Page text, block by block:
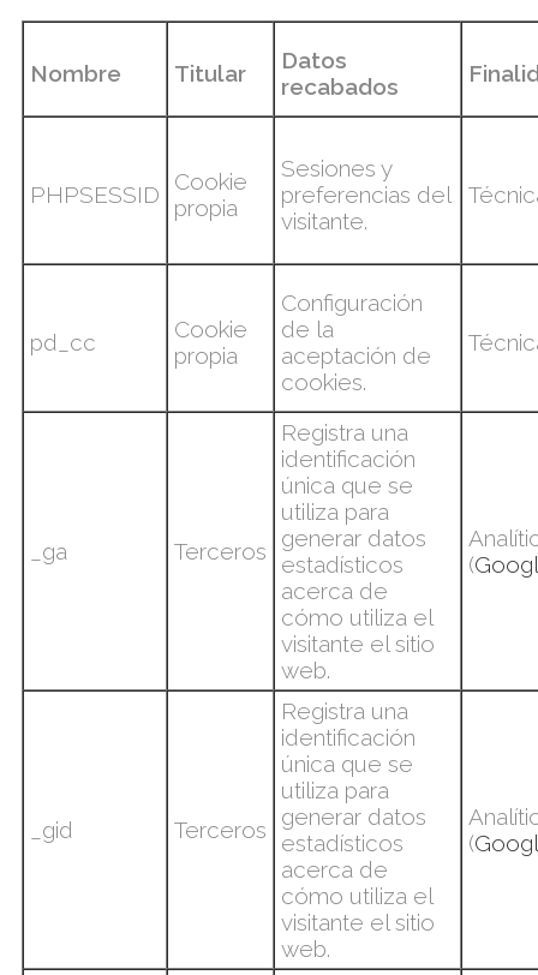
Nombre Titular
Datos
recabados
PHPSESSID
Cookie
propia
Sesiones y
preferencias del
visitante.
pd_cc
Cookie
propia
Configuración
de la
aceptación de
cookies.
_ga Terceros
Registra una
identificación
única que se
utiliza para
generar datos
estadísticos
acerca de
cómo utiliza el
visitante el sitio
web.
(
_gid Terceros
Registra una
identificación
única que se
utiliza para
generar datos
estadísticos
acerca de
cómo utiliza el
visitante el sitio
web.
(